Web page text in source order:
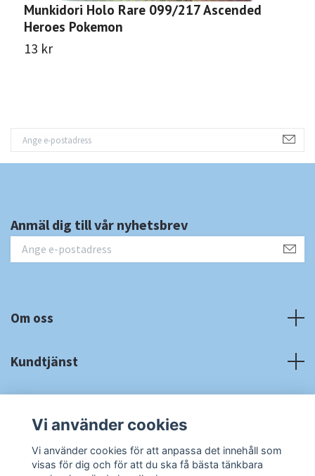
Munkidori Holo Rare 099/217 Ascended
Heroes Pokemon
13 kr
Anmäl dig till vår nyhetsbrev
Om oss
Kundtjänst
Sociala medier
Vi använder cookies
Vi använder cookies för att anpassa det innehåll som
visas för dig och för att du ska få bästa tänkbara